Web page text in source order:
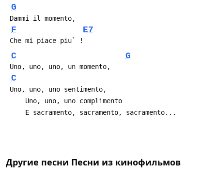
G
Dammi il momento,
F E7
Che mi piace piu` !
C G
Uno, uno, uno, un momento,
C
Uno, uno, uno sentimento,
     Uno, uno, uno complimento
     E sacramento, sacramento, sacramento...
Другие песни Песни из кинофильмов